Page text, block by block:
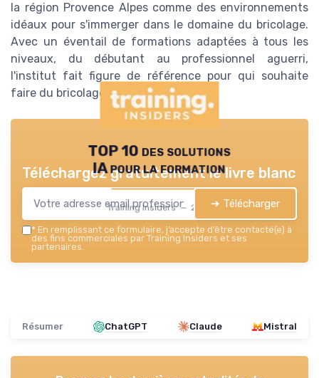
la région Provence Alpes comme des environnements
idéaux pour s'immerger dans le domaine du bricolage.
Avec un éventail de formations adaptées à tous les
niveaux, du débutant au professionnel aguerri,
l'institut fait figure de référence pour qui souhaite
faire du bricolage un métier.
TOP 10 des solutions
IA pour la formation
Training Insiders — 2026
Téléchargez gratuitement le livre blanc
➔ Télécharger
* En remplissant ce formulaire, j’accepte d’être contacté(e) à
des fins commerciales par Training Insiders et ses
partenaires.
Résumer ChatGPT Claude Mistral